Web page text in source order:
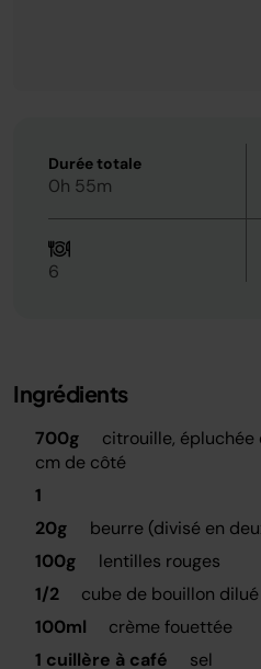
Durée totale
0h 55m
6
Ingrédients
700g
citrouille,
cm de côté
1
20g
beurre (divisé en
100g
lentilles rouges
1/2
cube de bouillon
100ml
crème fouettée
1 cuillère à café
sel